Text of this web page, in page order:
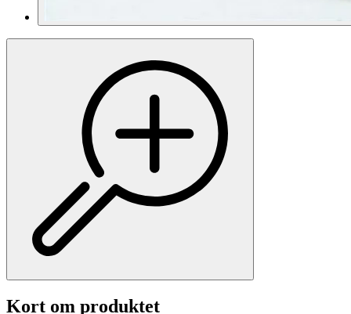
Kort om produktet